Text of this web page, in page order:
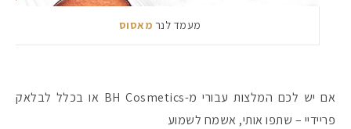
מעמד לנר מאסוס
אם יש לכם המלצות עבורי מ-BH Cosmetics או בכלל לבלאק
פריידיי – שתפו אותי, אשמח לשמוע